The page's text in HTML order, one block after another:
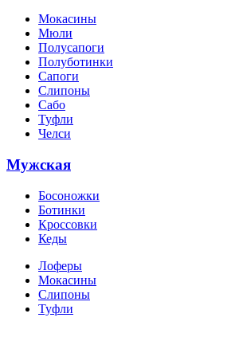
Мокасины
Мюли
Полусапоги
Полуботинки
Сапоги
Слипоны
Сабо
Туфли
Челси
Мужская
Босоножки
Ботинки
Кроссовки
Кеды
Лоферы
Мокасины
Слипоны
Туфли